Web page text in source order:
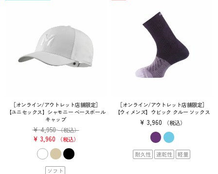
［オンライン/アウトレット店舗限定］
【ユニセックス】シャモニー ベースボール
キャップ
¥ 4,950 （税込）
¥ 3,960 税込
ソフト
［オンライン/アウトレット店舗限定］
【ウィメンズ】ウビック クルー ソックス
¥ 3,960 税込
耐久性 速乾性 軽量